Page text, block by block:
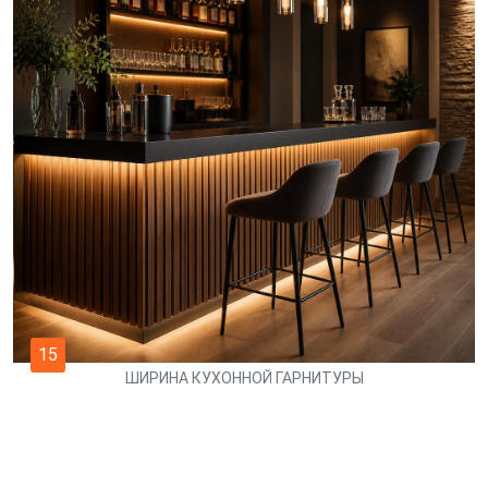
15
ШИРИНА КУХОННОЙ ГАРНИТУРЫ